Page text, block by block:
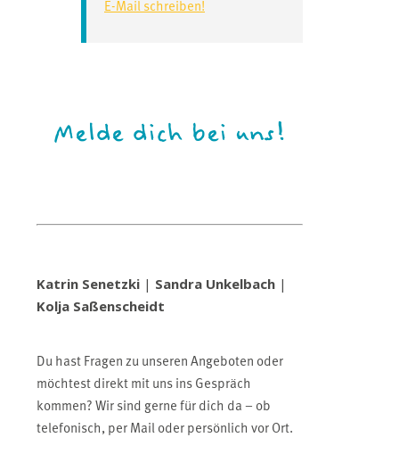
E-Mail schreiben!
Melde dich bei uns!
Katrin Senetzki | Sandra Unkelbach |
Kolja Saßenscheidt
Du hast Fragen zu unseren Angeboten oder
möchtest direkt mit uns ins Gespräch
kommen? Wir sind gerne für dich da – ob
telefonisch, per Mail oder persönlich vor Ort.